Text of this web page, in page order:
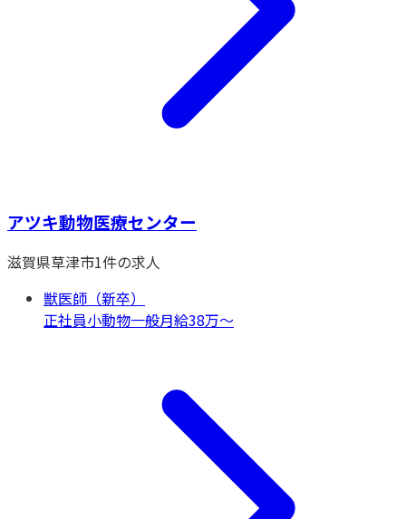
アツキ動物医療センター
滋賀県草津市1件の求人
獣医師（新卒）
正社員小動物一般月給38万〜